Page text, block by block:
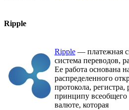
Ripple
Ripple— платежная
система переводов,
Ее работа основана
распределенного
протокола,
принципу всеобщего
валюте, которая